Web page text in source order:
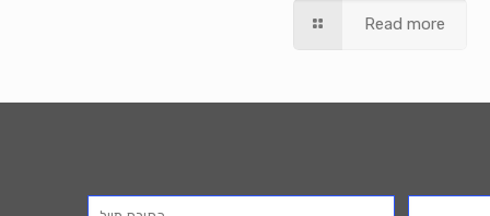
Read more